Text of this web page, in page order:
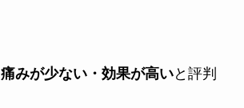
痛みが少ない・効果が高いと評判